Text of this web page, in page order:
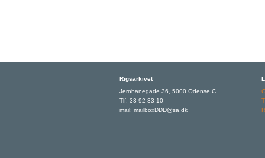
Rigsarkivet
Jernbanegade 36, 5000 Odense C
Tlf: 33 92 33 10
mail: mailboxDDD@sa.dk